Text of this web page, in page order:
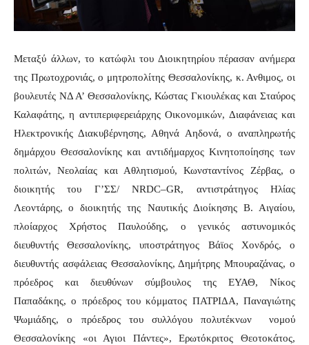
Μεταξύ άλλων, το κατώφλι του Διοικητηρίου πέρασαν ανήμερα
της Πρωτοχρονιάς, ο μητροπολίτης Θεσσαλονίκης, κ. Ανθιμος, οι
βουλευτές ΝΔ Α’ Θεσσαλονίκης, Κώστας Γκιουλέκας και Σταύρος
Καλαφάτης, η αντιπεριφερειάρχης Οικονομικών, Διαφάνειας και
Ηλεκτρονικής Διακυβέρνησης, Αθηνά Αηδονά, ο αναπληρωτής
δημάρχου Θεσσαλονίκης και αντιδήμαρχος Κινητοποίησης των
πολιτών, Νεολαίας και Αθλητισμού, Κωνσταντίνος Ζέρβας, ο
διοικητής του Γ’ΣΣ/NRDC–GR, αντιστράτηγος Ηλίας
Λεοντάρης, ο διοικητής της Ναυτικής Διοίκησης Β. Αιγαίου,
πλοίαρχος Χρήστος Παυλούδης, ο γενικός αστυνομικός
διευθυντής Θεσσαλονίκης, υποστράτηγος Βάϊος Χονδρός, ο
διευθυντής ασφάλειας Θεσσαλονίκης, Δημήτρης Μπουραζάνας, ο
πρόεδρος και διευθύνων σύμβουλος της ΕΥΑΘ, Νίκος
Παπαδάκης, ο πρόεδρος του κόμματος ΠΑΤΡΙΔΑ, Παναγιώτης
Ψωμιάδης, ο πρόεδρος του συλλόγου πολυτέκνων νομού
Θεσσαλονίκης «οι Αγιοι Πάντες», Ερωτόκριτος Θεοτοκάτος,